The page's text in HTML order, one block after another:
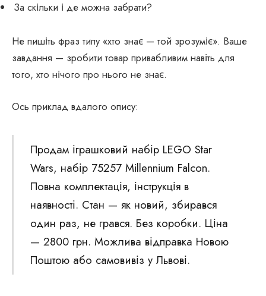
За скільки і де можна забрати?
Не пишіть фраз типу «хто знає — той зрозуміє». Ваше
завдання — зробити товар привабливим навіть для
того, хто нічого про нього не знає.
Ось приклад вдалого опису:
Продам іграшковий набір LEGO Star
Wars, набір 75257 Millennium Falcon.
Повна комплектація, інструкція в
наявності. Стан — як новий, збирався
один раз, не грався. Без коробки. Ціна
— 2800 грн. Можлива відправка Новою
Поштою або самовивіз у Львові.